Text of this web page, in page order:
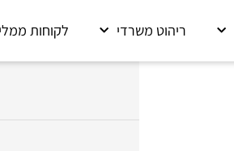
ריהוט משרדי לקוחות